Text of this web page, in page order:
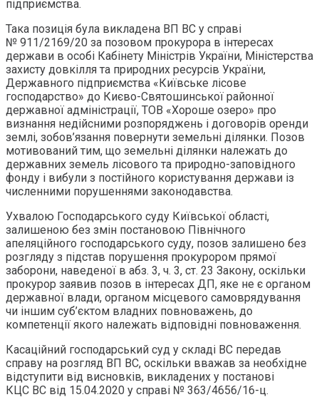
підприємства.
Така позиція була викладена ВП ВС у справі
№ 911/2169/20 за позовом прокурора в інтересах
держави в особі Кабінету Міністрів України, Міністерства
захисту довкілля та природних ресурсів України,
Державного підприємства «Київське лісове
господарство» до Києво-Святошинської районної
державної адміністрації, ТОВ «Хороше озеро» про
визнання недійсними розпоряджень і договорів оренди
землі, зобов’язання повернути земельні ділянки. Позов
мотивований тим, що земельні ділянки належать до
державних земель лісового та природно-заповідного
фонду і вибули з постійного користування держави із
численними порушеннями законодавства.
Ухвалою Господарського суду Київської області,
залишеною без змін постановою Північного
апеляційного господарського суду, позов залишено без
розгляду з підстав порушення прокурором прямої
заборони, наведеної в абз. 3, ч. 3, ст. 23 Закону, оскільки
прокурор заявив позов в інтересах ДП, яке не є органом
державної влади, органом місцевого самоврядування
чи іншим суб’єктом владних повноважень, до
компетенції якого належать відповідні повноваження.
Касаційний господарський суд у складі ВС передав
справу на розгляд ВП ВС, оскільки вважав за необхідне
відступити від висновків, викладених у постанові
КЦС ВС від 15.04.2020 у справі № 363/4656/16-ц.